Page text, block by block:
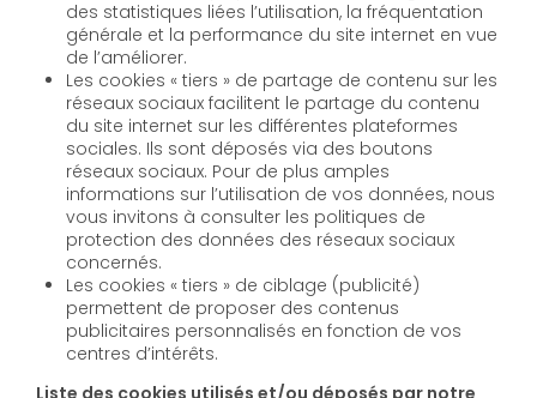
des statistiques liées l’utilisation, la fréquentation
générale et la performance du site internet en vue
de l’améliorer.
Les cookies « tiers » de partage de contenu sur les
réseaux sociaux facilitent le partage du contenu
du site internet sur les différentes plateformes
sociales. Ils sont déposés via des boutons
réseaux sociaux. Pour de plus amples
informations sur l’utilisation de vos données, nous
vous invitons à consulter les politiques de
protection des données des réseaux sociaux
concernés.
Les cookies « tiers » de ciblage (publicité)
permettent de proposer des contenus
publicitaires personnalisés en fonction de vos
centres d’intérêts.